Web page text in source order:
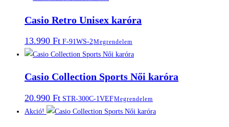
Casio Retro Unisex karóra
13.990 Ft F-91WS-2Megrendelem
Casio Collection Sports Női karóra
20.990 Ft STR-300C-1VEFMegrendelem
Akció!